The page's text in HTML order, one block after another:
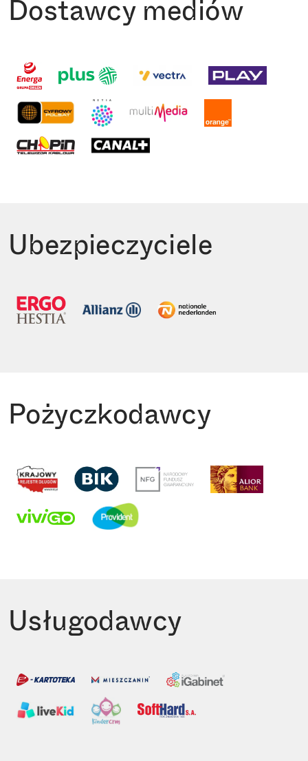
Dostawcy mediów
Ubezpieczyciele
Pożyczkodawcy
Usługodawcy